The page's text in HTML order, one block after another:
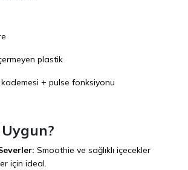
plastik
kademesi + pulse fonksiyonu
Smoothie ve sağlıklı içecekler
için ideal.